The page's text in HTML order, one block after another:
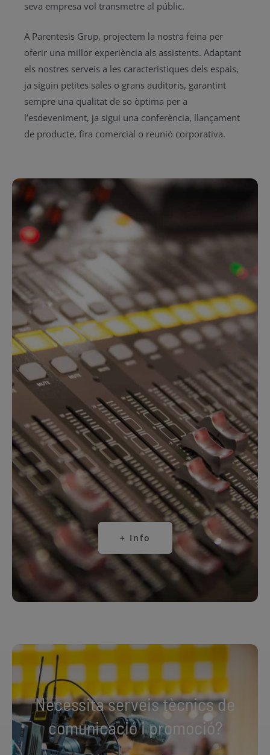
seva empresa vol transmetre al públic.
A Parentesis Grup, projectem la nostra feina per
oferir una millor experiència als assistents. Adaptant
els nostres serveis a les característiques dels espais,
ja siguin petites sales o grans auditoris, garantint
sempre una qualitat de so òptima per a
l’esdeveniment, ja sigui una conferència, llançament
de producte, fira comercial o reunió corporativa.
+ Info
Necessita serveis tècnics de
comunicació i promoció?